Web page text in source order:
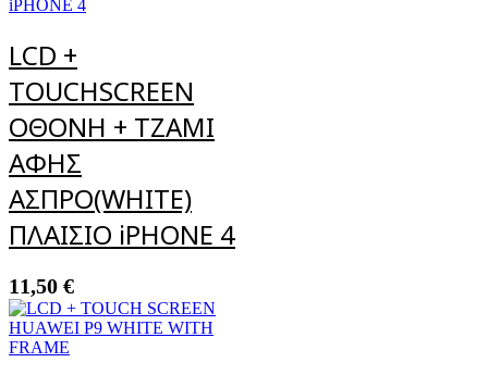
LCD +
TOUCHSCREEN
ΟΘΟΝΗ + ΤΖΑΜΙ
ΑΦΗΣ
ΑΣΠΡΟ(WHITE)
ΠΛΑΙΣΙΟ iPHONE 4
11,50 €